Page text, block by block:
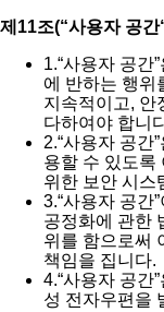
제11조(“사용자 공간
1.“사용자 공간
에 반하는 행위
지속적이고, 안
다하여야 합니
2.“사용자 공간
용할 수 있도록
위한 보안 시스
3.“사용자 공간
공정화에 관한
위를 함으로써
책임을 집니다.
4.“사용자 공간
성 전자우편을